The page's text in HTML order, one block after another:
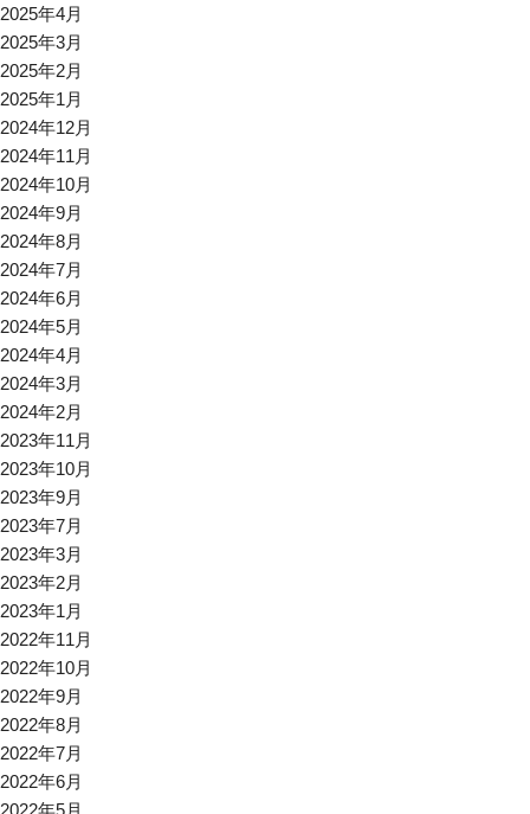
2025年4月
2025年3月
2025年2月
2025年1月
2024年12月
2024年11月
2024年10月
2024年9月
2024年8月
2024年7月
2024年6月
2024年5月
2024年4月
2024年3月
2024年2月
2023年11月
2023年10月
2023年9月
2023年7月
2023年3月
2023年2月
2023年1月
2022年11月
2022年10月
2022年9月
2022年8月
2022年7月
2022年6月
2022年5月